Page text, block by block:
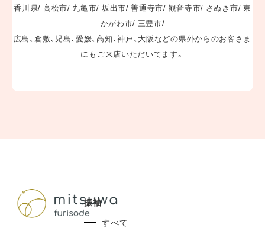
LINEでお問い合わせ
来店予約
香川県/ 高松市/ 丸亀市/ 坂出市/ 善通寺市/ 観音寺市/ さぬき
市/ 東かがわ市/ 三豊市/
県外からのお客さまにもご来店いただいてます。
香川県/ 高松市/ 丸亀市/ 坂出市/ 善通寺市/ 観音寺市/ さぬき市/ 東
かがわ市/ 三豊市/
広島、倉敷、児島、愛媛、高知、神戸、大阪などの県外からのお客さま
にもご来店いただいてます。
振袖
すべて